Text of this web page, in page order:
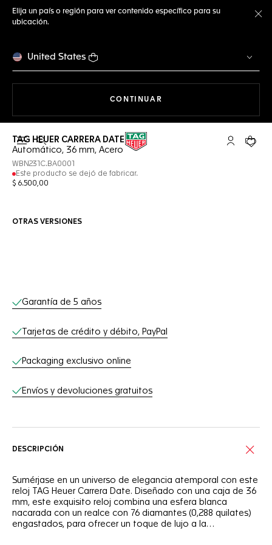
Elija un país o región para ver contenido específico para su
ubicación.
United States
CONTINUAR
Abrir el menú de búsqueda Cuenta Mi
Su
TAG HEUER CARRERA DATE
Automático, 36 mm, Acero
WBN231C.BA0001
Este producto se dejó de fabricar.
$ 6.500,00
OTRAS VERSIONES
Servicios online
Garantía de 5 años
Tarjetas de crédito y débito, PayPal
Packaging exclusivo online
Envíos y devoluciones gratuitos
DESCRIPCIÓN
Sumérjase en un universo de elegancia atemporal con este
reloj TAG Heuer Carrera Date. Diseñado con una caja de 36
mm, este exquisito reloj combina una esfera blanca
nacarada con un realce con 76 diamantes (0,288 quilates)
engastados, para ofrecer un toque de lujo a la